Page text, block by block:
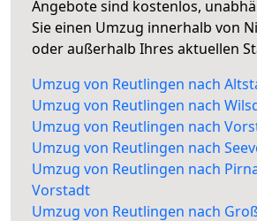
Angebote sind kostenlos,
Sie einen Umzug innerhalb von
oder außerhalb Ihres aktuellen
Umzug von Reutlingen nach
Umzug von Reutlingen nach
Umzug von Reutlingen nach
Umzug von Reutlingen nach
Umzug von Reutlingen nach
Vorstadt
Umzug von Reutlingen nach